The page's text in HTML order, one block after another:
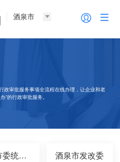
酒泉市
政审批服务事项全流程在线办理，让企业和老
”的行政审批服务。
酒泉市委统战部 酒泉市发改委